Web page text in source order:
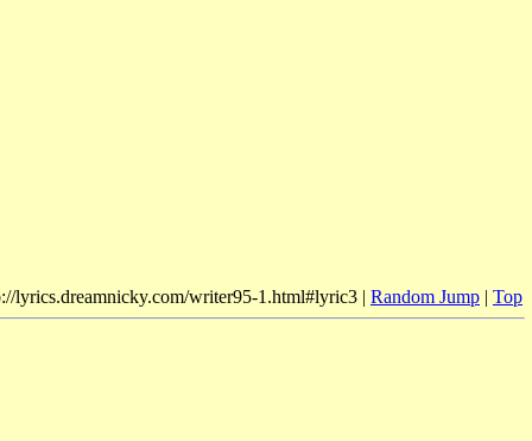
lyrics.dreamnicky.com/writer95-1.html#lyric3 | Random Jump | Top